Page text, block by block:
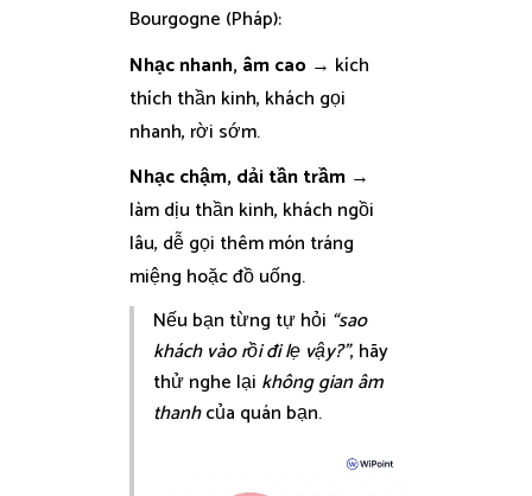
Bourgogne (Pháp):
Nhạc nhanh, âm cao → kích
thích thần kinh, khách gọi
nhanh, rời sớm.
Nhạc chậm, dải tần trầm →
làm dịu thần kinh, khách ngồi
lâu, dễ gọi thêm món tráng
miệng hoặc đồ uống.
Nếu bạn từng tự hỏi “sao
khách vào rồi đi lẹ vậy?”, hãy
thử nghe lại không gian âm
thanhcủa quán bạn.